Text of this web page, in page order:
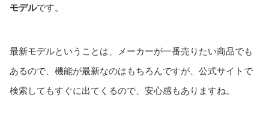
モデルです。
最新モデルということは、メーカーが一番売りたい商品でも
あるので、機能が最新なのはもちろんですが、公式サイトで
検索してもすぐに出てくるので、安心感もありますね。